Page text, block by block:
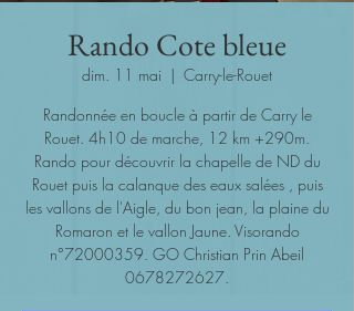
Rando Cote bleue
dim. 11 mai
  |
Carry-le-Rouet
Randonnée en boucle à partir de Carry le
Rouet. 4h10 de marche, 12 km +290m.
Rando pour découvrir la chapelle de ND du
Rouet puis la calanque des eaux salées , puis
les vallons de l'Aigle, du bon jean, la plaine du
Romaron et le vallon Jaune. Visorando
n°72000359. GO Christian Prin Abeil
0678272627.